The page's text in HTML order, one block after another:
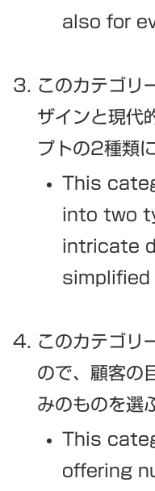
also for
このカテゴリ
ザインと現代
プトの2種類
This
into two
intricate
このカテゴリ
ので、顧客の
みのものを選
This
offering